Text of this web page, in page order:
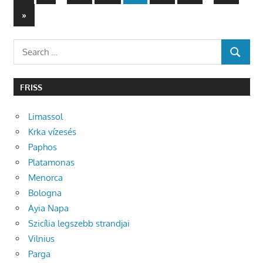
lapozása
Posts
Next
Posts
»
Search
for:
SEARCH
FRISS
Limassol
Krka vízesés
Paphos
Platamonas
Menorca
Bologna
Ayia Napa
Szicília legszebb strandjai
Vilnius
Parga